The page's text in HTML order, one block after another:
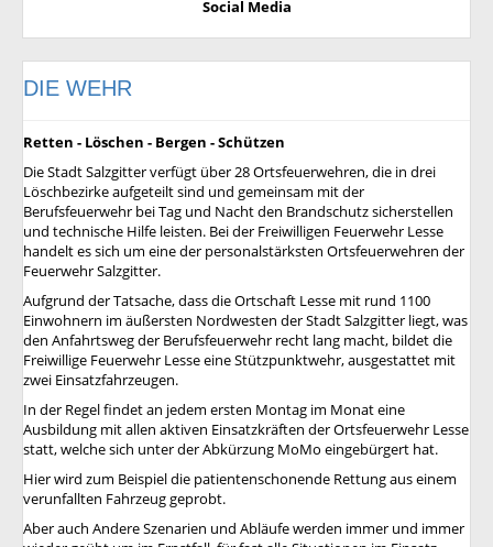
Social Media
DIE WEHR
Retten - Löschen - Bergen - Schützen
Die Stadt Salzgitter verfügt über 28 Ortsfeuerwehren, die in drei
Löschbezirke aufgeteilt sind und gemeinsam mit der
Berufsfeuerwehr bei Tag und Nacht den Brandschutz sicherstellen
und technische Hilfe leisten. Bei der Freiwilligen Feuerwehr Lesse
handelt es sich um eine der personalstärksten Ortsfeuerwehren der
Feuerwehr Salzgitter.
Aufgrund der Tatsache, dass die Ortschaft Lesse mit rund 1100
Einwohnern im äußersten Nordwesten der Stadt Salzgitter liegt, was
den Anfahrtsweg der Berufsfeuerwehr recht lang macht, bildet die
Freiwillige Feuerwehr Lesse eine Stützpunktwehr, ausgestattet mit
zwei Einsatzfahrzeugen.
In der Regel findet an jedem ersten Montag im Monat eine
Ausbildung mit allen aktiven Einsatzkräften der Ortsfeuerwehr Lesse
statt, welche sich unter der Abkürzung MoMo eingebürgert hat.
Hier wird zum Beispiel die patientenschonende Rettung aus einem
verunfallten Fahrzeug geprobt.
Aber auch Andere Szenarien und Abläufe werden immer und immer